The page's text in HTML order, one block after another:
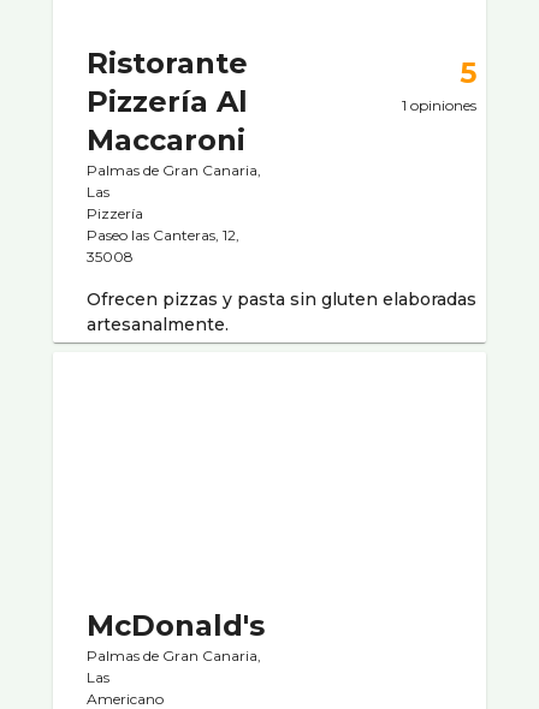
Ristorante
Pizzería Al
Maccaroni
Palmas de Gran Canaria,
Las
Pizzerí­a
Paseo las Canteras, 12,
35008
5
1 opiniones
Ofrecen pizzas y pasta sin gluten elaboradas
artesanalmente.
McDonald's
Palmas de Gran Canaria,
Las
Americano